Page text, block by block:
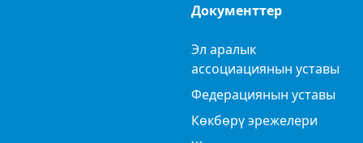
Документтер
Эл аралык
ассоциациянын уставы
Федерациянын уставы
Көкбөрү эрежелери